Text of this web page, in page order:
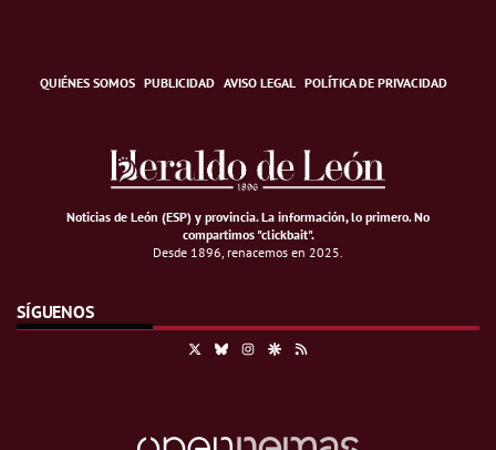
QUIÉNES SOMOS PUBLICIDAD AVISO LEGAL POLÍTICA DE PRIVACIDAD
Noticias de León (ESP) y provincia. La información, lo primero.No
compartimos "clickbait".
Desde 1896, renacemos en 2025.
SÍGUENOS
BlueskyInstagramGoogle Discover